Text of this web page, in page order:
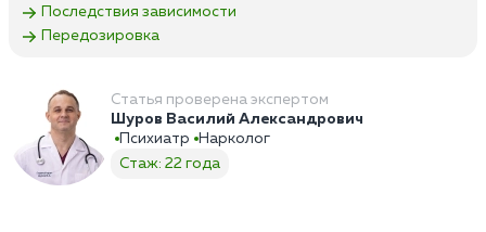
Последствия зависимости
Передозировка
Статья проверена экспертом
Шуров Василий Александрович
Психиатр
Нарколог
Стаж: 22 года